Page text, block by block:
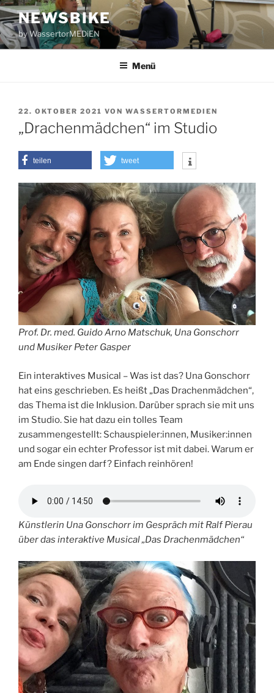
Zum
Inhalt
springen
NEWSBIKE
by WassertorMEDiEN
Menü
VERÖFFENTLICHT
AM
22. OKTOBER 2021 VON WASSERTORMEDIEN
„Drachenmädchen“ im Studio
teilen tweet
Prof. Dr. med. Guido Arno Matschuk, Una Gonschorr
und Musiker Peter Gasper
Ein interaktives Musical – Was ist das? Una Gonschorr
hat eins geschrieben. Es heißt „Das Drachenmädchen“,
das Thema ist die Inklusion. Darüber sprach sie mit uns
im Studio. Sie hat dazu ein tolles Team
zusammengestellt: Schauspieler:innen, Musiker:innen
und sogar ein echter Professor ist mit dabei. Warum er
am Ende singen darf? Einfach reinhören!
Künstlerin Una Gonschorr im Gespräch mit Ralf Pierau
über das interaktive Musical „Das Drachenmädchen“